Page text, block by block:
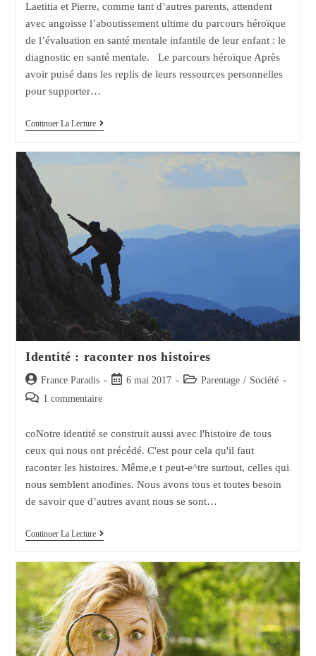
Laetitia et Pierre, comme tant d’autres parents, attendent
avec angoisse l’aboutissement ultime du parcours héroïque
de l’évaluation en santé mentale infantile de leur enfant : le
diagnostic en santé mentale. Le parcours héroïque Après
avoir puisé dans les replis de leurs ressources personnelles
pour supporter…
Continuer La LectureDiagnostic
Mentale
?
Identité : raconter nos histoires
Auteur/autrice
de
France Paradis
Post6 mai 2017
Post Parentage / Société
Post 1 commentaire
coNotre identité se construit aussi avec l'histoire de tous
ceux qui nous ont précédé. C'est pour cela qu'il faut
raconter les histoires. Même,e t peut-e^tre surtout, celles qui
nous semblent anodines. Nous avons tous et toutes besoin
de savoir que d’autres avant nous se sont…
Continuer La LectureIdentité
:
Nos
Histoires